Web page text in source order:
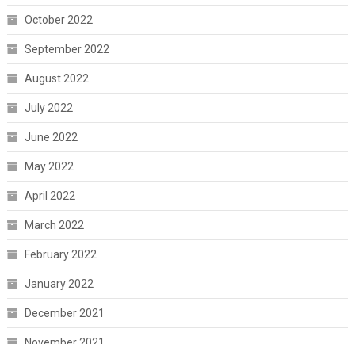
October 2022
September 2022
August 2022
July 2022
June 2022
May 2022
April 2022
March 2022
February 2022
January 2022
December 2021